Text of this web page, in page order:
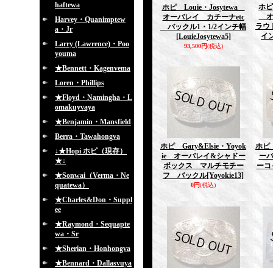
haftewa
Harvey・Quanimptew
a・Jr
Larry (Lawrence)・Poo
youma
★Bennett・Kagenvema
Loren・Phillips
★Floyd・Namingha・L
omakuyvaya
★Benjamin・Mansfield
Berra・Tawahongva
↓★Hopi ホピ（現存）
★↓
★Sonwai（Verma・Ne
quatewa）
★Charles&Don・Suppl
ee
★Raymond・Sequapte
wa・Sr
★Sherian・Honhongva
★Bennard・Dallasvuya
ホピ Louie・Josytewa
オーバレイ カチーナetc
バックル1・1/2インチ幅
[LouieJosytewa5]
93,500円(税込)
ホ
オ
ラウ
イ
ホピ Gary&Elsie・Yoyok
ie オーバレイ&シャドー
ボックス マルチモチー
フ バックル[Yoyokie13]
0円(税込)
ホ
ー
ー